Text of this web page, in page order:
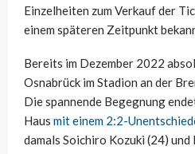
Einzelheiten zum Verkauf der
einem späteren Zeitpunkt
Bereits im Dezember 2022
Osnabrück im Stadion an der
Die spannende Begegnung
Haus mit einem 2:2-
damals Soichiro Kozuki (24) und